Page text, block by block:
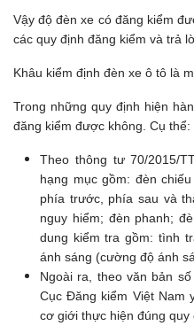
Vậy độ đèn xe có đăng kiểm
các quy định đăng kiểm và trả
Khâu kiểm định đèn xe ô tô là
Trong những quy định hiện
đăng kiểm được không. Cụ thể:
Theo thông tư 70/2015/
hạng mục gồm: đèn
phía trước, phía sau và
nguy hiểm; đèn phanh;
dung kiểm tra gồm: tình
ánh sáng (cường độ ánh
Ngoài ra, theo văn bản
Cục Đăng kiểm Việt Nam
cơ giới thực hiện đúng